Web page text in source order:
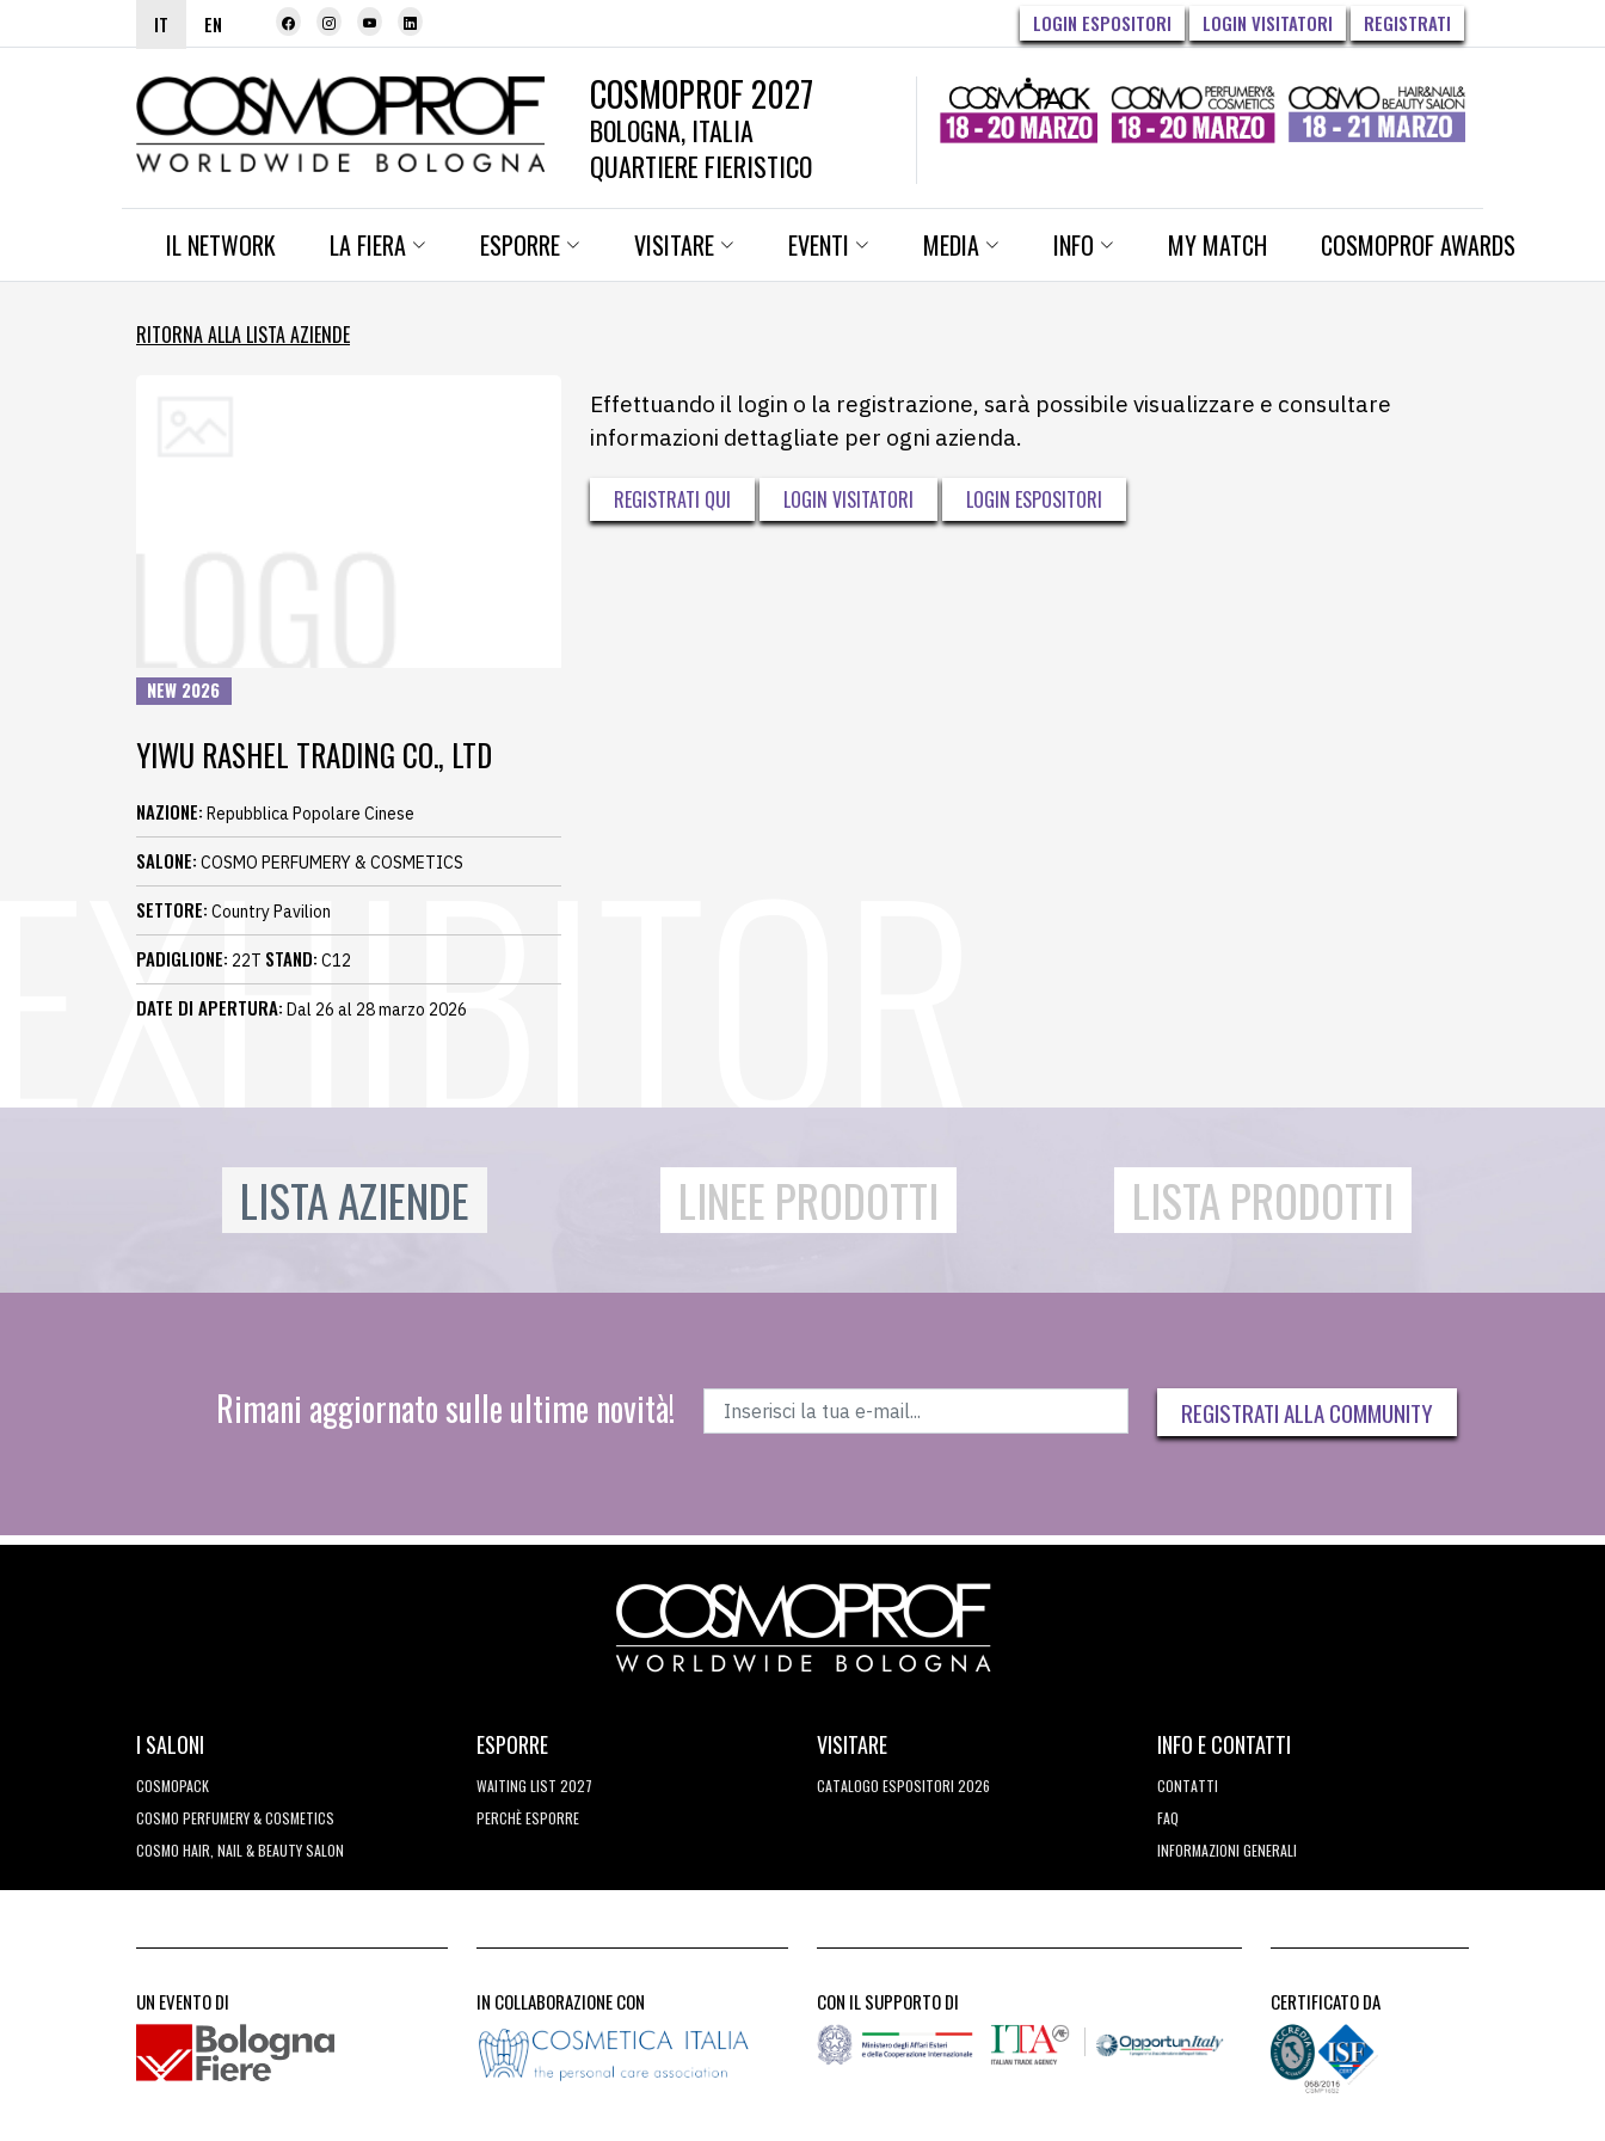
IT EN LOGIN ESPOSITORI LOGIN VISITATORI REGISTRATI
COSMOPROF 2027
BOLOGNA, ITALIA
QUARTIERE FIERISTICO
IL NETWORK LA FIERA ESPORRE VISITARE EVENTI MEDIA INFO MY MATCH COSMOPROF AWARDS
RITORNA ALLA LISTA AZIENDE
NEW 2026
YIWU RASHEL TRADING CO., LTD
NAZIONE: Repubblica Popolare Cinese
SALONE: COSMO PERFUMERY & COSMETICS
SETTORE: Country Pavilion
PADIGLIONE: 22T STAND: C12
DATE DI APERTURA: Dal 26 al 28 marzo 2026
Effettuando il login o la registrazione, sarà possibile visualizzare e consultare
informazioni dettagliate per ogni azienda.
REGISTRATI QUI LOGIN VISITATORI LOGIN ESPOSITORI
LISTA AZIENDE LINEE PRODOTTI LISTA PRODOTTI
Rimani aggiornato sulle ultime novità! REGISTRATI ALLA COMMUNITY
I SALONI
COSMOPACK
COSMO PERFUMERY & COSMETICS
COSMO HAIR, NAIL & BEAUTY SALON
ESPORRE
WAITING LIST 2027
PERCHÈ ESPORRE
VISITARE
CATALOGO ESPOSITORI 2026
INFO E CONTATTI
CONTATTI
FAQ
INFORMAZIONI GENERALI
UN EVENTO DI IN COLLABORAZIONE CON CON IL SUPPORTO DI CERTIFICATO DA